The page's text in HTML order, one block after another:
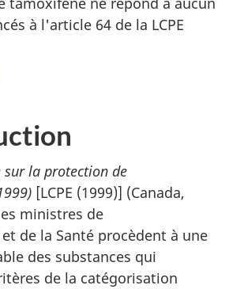
à l'article 64 de la LCPE
sur la protection de
[LCPE (1999)] (Canada,
ministres de
de la Santé procèdent à une
des substances qui
de la catégorisation